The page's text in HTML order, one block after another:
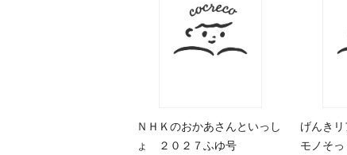
ＮＨＫのおかあさんといっし
ょ ２０２７ふゆ号
げんき
モノそ